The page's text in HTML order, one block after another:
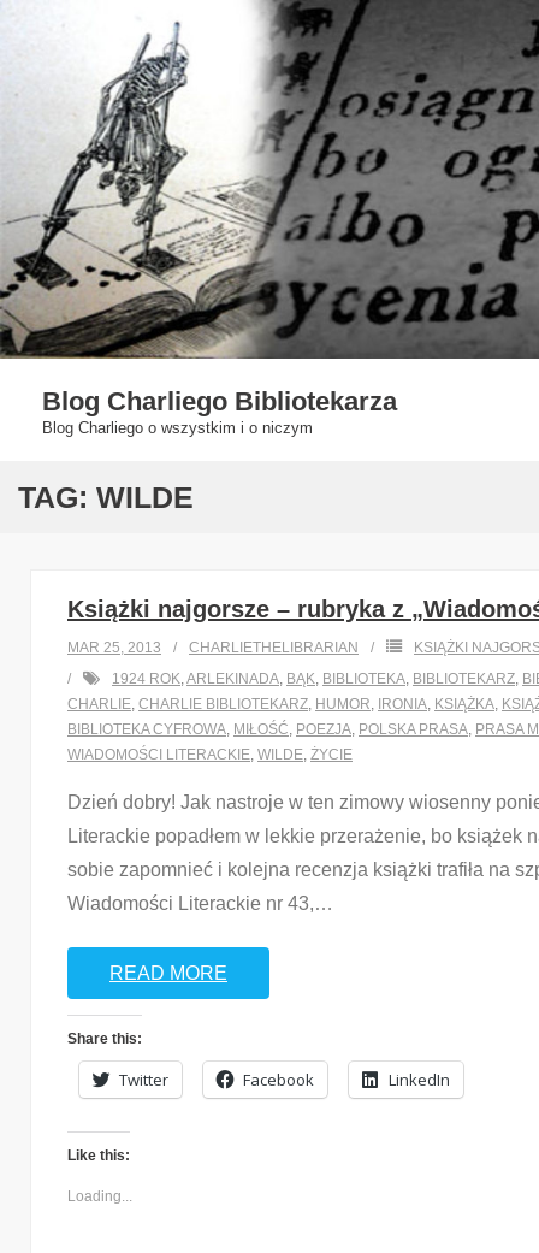
Blog Charliego Bibliotekarza
Blog Charliego o wszystkim i o niczym
TAG: WILDE
Książki najgorsze – rubryka z
MAR 25, 2013 CHARLIETHELIBRARIAN
KSIĄŻKI
1924 ROK,ARLEKINADA, BĄK, BIBLIOTEKA, BIBLIOTEKARZ,
CHARLIE, CHARLIE BIBLIOTEKARZ, HUMOR, IRONIA, KSIĄŻKA,
BIBLIOTEKA CYFROWA, MIŁOŚĆ, POEZJA, POLSKA PRASA, PRASA
WIADOMOŚCI LITERACKIE, WILDE, ŻYCIE
Dzień dobry! Jak nastroje w ten zimowy wiosenny
Literackie popadłem w lekkie przerażenie, bo
sobie zapomnieć i kolejna recenzja książki trafiła na
Wiadomości Literackie nr 43,…
READ MORE
Share this:
Twitter Facebook LinkedIn
Like this:
Loading...